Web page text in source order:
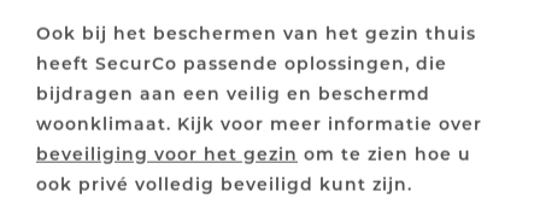
Ook bij het beschermen van het gezin thuis
heeft SecurCo passende oplossingen, die
bijdragen aan een veilig en beschermd
woonklimaat. Kijk voor meer informatie over
beveiliging voor het gezin om te zien hoe u
ook privé volledig beveiligd kunt zijn.